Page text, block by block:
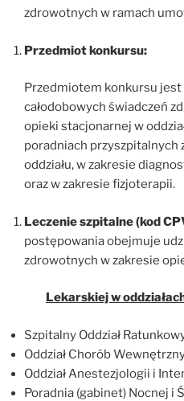
zdrowotnych w ramach
Przedmiot konkursu:
Przedmiotem konkursu jest
całodobowych świadczeń
opieki stacjonarnej w
poradniach przyszpitalnych
oddziału, w zakresie
oraz w zakresie fizjoterapii.
Leczenie szpitalne (kod
postępowania obejmuje
zdrowotnych w zakresie
Lekarskiej w
Szpitalny Oddział
Oddział Chorób
Oddział Anestezjologii i
Poradnia (gabinet) Nocnej i